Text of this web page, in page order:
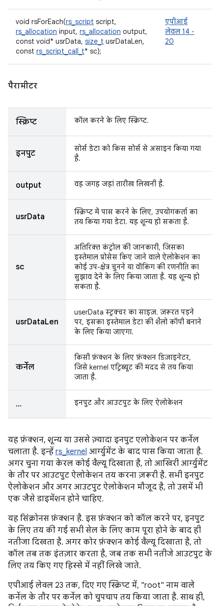
void rsForEach(rs_script script,
rs_allocation input, rs_allocation output,
const void* usrData, size_t usrDataLen,
const rs_script_call_t* sc);
एपीआई
लेवल 14 -
20
पैरामीटर
स्क्रिप्ट कॉल करने के लिए स्क्रिप्ट.
इनपुट
सोर्स डेटा को किस सोर्स से असाइन किया गया
है.
output वह जगह जहां तारीख लिखनी है.
usrData
स्क्रिप्ट में पास करने के लिए, उपयोगकर्ता का
तय किया गया डेटा. यह शून्य हो सकता है.
sc
अतिरिक्त कंट्रोल की जानकारी, जिसका
इस्तेमाल प्रोसेस किए जाने वाले ऐलोकेशन का
कोई उप-क्षेत्र चुनने या वॉकिंग की रणनीति का
सुझाव देने के लिए किया जाता है. यह शून्य हो
सकता है.
usrDataLen
userData स्ट्रक्चर का साइज़. ज़रूरत पड़ने
पर, इसका इस्तेमाल डेटा की शैलो कॉपी बनाने
के लिए किया जाएगा.
कर्नेल
किसी फ़ंक्शन के लिए फ़ंक्शन डिज़ाइनेटर,
जिसे kernel एट्रिब्यूट की मदद से तय किया
जाता है.
... इनपुट और आउटपुट के लिए ऐलोकेशन
यह फ़ंक्शन, शून्य या उससे ज़्यादा इनपुट एलोकेशन पर कर्नेल
चलाता है. इन्हें rs_kernel आर्ग्युमेंट के बाद पास किया जाता है.
अगर चुना गया केरल कोई वैल्यू दिखाता है, तो आखिरी आर्ग्युमेंट
के तौर पर आउटपुट ऐलोकेशन तय करना ज़रूरी है. सभी इनपुट
ऐलोकेशन और अगर आउटपुट ऐलोकेशन मौजूद है, तो उसमें भी
एक जैसे डाइमेंशन होने चाहिए.
यह सिंक्रोनस फ़ंक्शन है. इस फ़ंक्शन को कॉल करने पर, इनपुट
के लिए तय की गई सभी सेल के लिए काम पूरा होने के बाद ही
नतीजा दिखता है. अगर कोर फ़ंक्शन कोई वैल्यू दिखाता है, तो
कॉल तब तक इंतज़ार करता है, जब तक सभी नतीजे आउटपुट के
लिए तय किए गए हिस्से में नहीं लिखे जाते.
एपीआई लेवल 23 तक, दिए गए स्क्रिप्ट में, "root" नाम वाले
कर्नेल के तौर पर कर्नेल को चुपचाप तय किया जाता है. साथ ही,